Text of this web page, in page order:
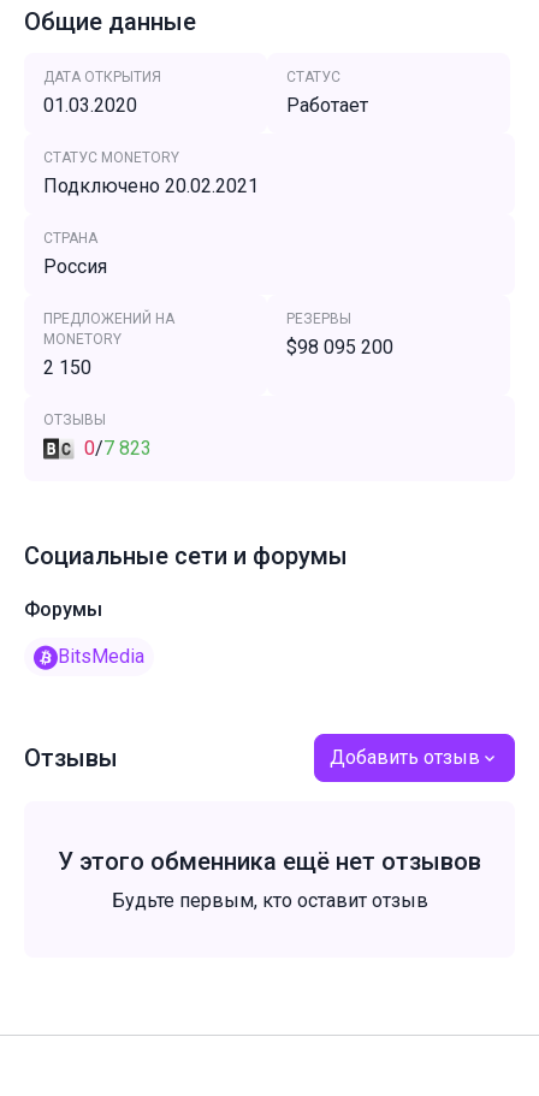
Общие данные
ДАТА ОТКРЫТИЯ
01.03.2020
СТАТУС
Работает
СТАТУС MONETORY
Подключено 20.02.2021
СТРАНА
Россия
ПРЕДЛОЖЕНИЙ НА
MONETORY
2 150
РЕЗЕРВЫ
$98 095 200
ОТЗЫВЫ
0/7 823
Социальные сети и форумы
Форумы
BitsMedia
Отзывы Добавить отзыв
У этого обменника ещё нет отзывов
Будьте первым, кто оставит отзыв